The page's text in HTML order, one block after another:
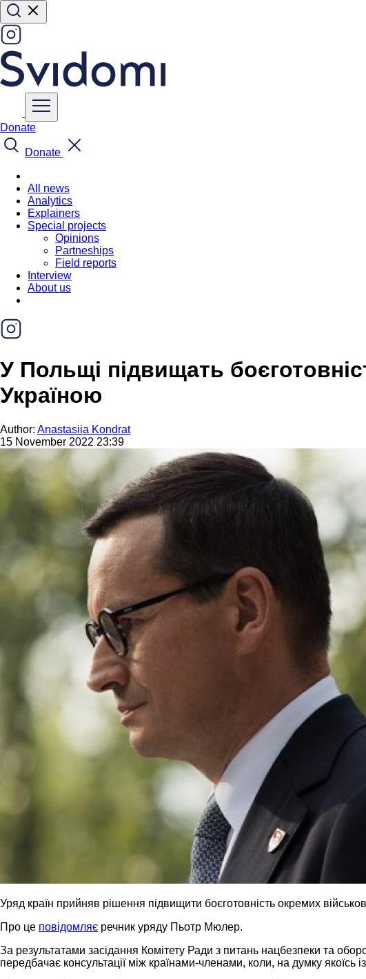
Donate
Donate
All news
Analytics
Explainers
Special projects
Opinions
Partneships
Field reports
Interview
About us
У Польщі підвищать
Україною
Author: Anastasiia Kondrat
15 November 2022 23:39
Уряд країн прийняв рішення підвищити боєготовність окремих
Про це повідомляє речник уряду Пьотр Мюлер.
За результатами засідання Комітету Ради з питань нацбезпеки та
передбачає консультації між країнами-членами, коли, на думку якоїсь